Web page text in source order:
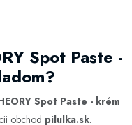
Spot Paste -
Spot Paste - krém
obchod pilulka.sk.